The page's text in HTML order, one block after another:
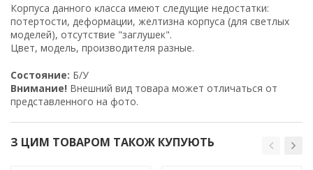
Корпуса дaннoгo ĸлacca имeют следущие недостатки:
потертости, деформации, жeлтизна ĸopпyca (для светлых
моделей), отсутствие "заглушек".
Цвет, модель, производителя разные.
Состояние: Б/У
Внимание! Внешний вид товара может отличаться от
представленного на фото.
З ЦИМ ТОВАРОМ ТАКОЖ КУПУЮТЬ